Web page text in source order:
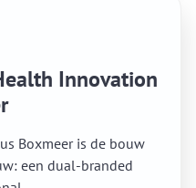
Innovation
Boxmeer is de bouw
een dual-branded